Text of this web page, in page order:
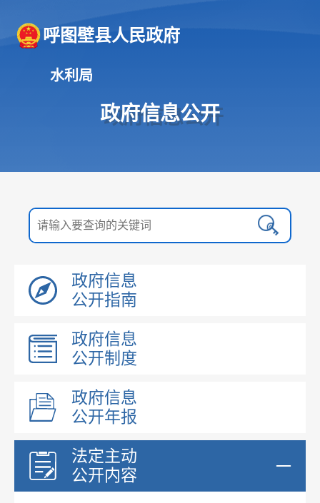
呼图壁县人民政府
水利局
政府信息公开
政府信息
公开指南
政府信息
公开制度
政府信息
公开年报
法定主动
公开内容